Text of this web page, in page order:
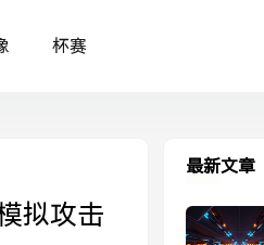
杯赛
拟攻击
最新文章